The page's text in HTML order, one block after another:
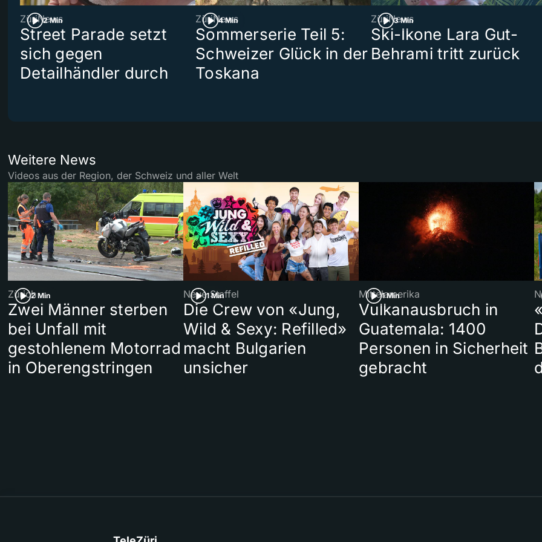
2 Min
ZüriNews
Street Parade setzt
sich gegen
Detailhändler durch
4 Min
ZüriNews
Sommerserie Teil 5:
Schweizer Glück in der
Toskana
3 Min
ZüriNews
Ski-Ikone Lara Gut-
Behrami tritt zurück
Weitere News
Videos aus der Region, der Schweiz und aller Welt
2 Min
Zürich
Zwei Männer sterben
bei Unfall mit
gestohlenem Motorrad
in Oberengstringen
1 Min
Neue Staffel
Die Crew von «Jung,
Wild & Sexy: Refilled»
macht Bulgarien
unsicher
1 Min
Mittelamerika
Vulkanausbruch in
Guatemala: 1400
Personen in Sicherheit
gebracht